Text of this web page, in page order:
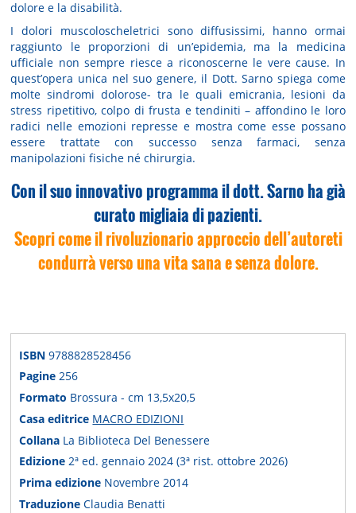
dolore e la disabilità.
I dolori muscoloscheletrici sono diffusissimi, hanno ormai
raggiunto le proporzioni di un’epidemia, ma la medicina
ufficiale non sempre riesce a riconoscerne le vere cause. In
quest’opera unica nel suo genere, il Dott. Sarno spiega come
molte sindromi dolorose- tra le quali emicrania, lesioni da
stress ripetitivo, colpo di frusta e tendiniti – affondino le loro
radici nelle emozioni represse e mostra come esse possano
essere trattate con successo senza farmaci, senza
manipolazioni fisiche né chirurgia.
Con il suo innovativo programma il dott. Sarno ha già
curato migliaia di pazienti.
Scopri come il rivoluzionario approccio dell’autoreti
condurrà verso una vita sana e senza dolore.
ISBN9788828528456
Pagine256
Formato Brossura - cm 13,5x20,5
Casa editrice MACRO EDIZIONI
Collana La Biblioteca Del Benessere
Edizione2ª ed. gennaio 2024 (3ª rist. ottobre 2026)
Prima edizione Novembre 2014
TraduzioneClaudia Benatti